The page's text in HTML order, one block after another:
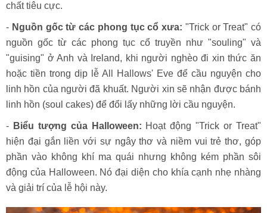
chất tiêu cực.
- Nguồn gốc từ các phong tục cổ xưa: "Trick or Treat" có
nguồn gốc từ các phong tục cổ truyền như "souling" và
"guising" ở Anh và Ireland, khi người nghèo đi xin thức ăn
hoặc tiền trong dịp lễ All Hallows' Eve để cầu nguyện cho
linh hồn của người đã khuất. Người xin sẽ nhận được bánh
linh hồn (soul cakes) để đổi lấy những lời cầu nguyện.
- Biểu tượng của Halloween: Hoạt động "Trick or Treat"
hiện đại gắn liền với sự ngây thơ và niềm vui trẻ thơ, góp
phần vào không khí ma quái nhưng không kém phần sôi
động của Halloween. Nó đại diện cho khía cạnh nhẹ nhàng
và giải trí của lễ hội này.